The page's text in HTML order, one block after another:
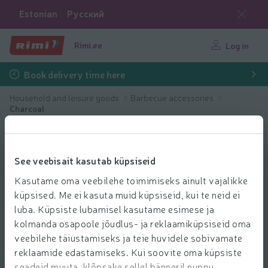
See veebisait kasutab küpsiseid
Kasutame oma veebilehe toimimiseks ainult vajalikke
küpsised. Me ei kasuta muid küpsiseid, kui te neid ei
luba. Küpsiste lubamisel kasutame esimese ja
kolmanda osapoole jõudlus- ja reklaamiküpsiseid oma
veebilehe täiustamiseks ja teie huvidele sobivamate
reklaamide edastamiseks. Kui soovite oma küpsiste
Estonian Русский
Rimi.ee Log in
Book delivery time here
Household and leisure goods
Barbecue accessories
Charcoal